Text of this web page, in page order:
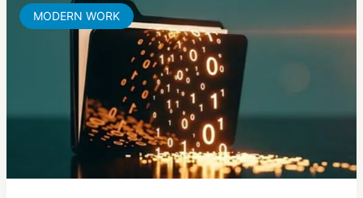
MODERN WORK